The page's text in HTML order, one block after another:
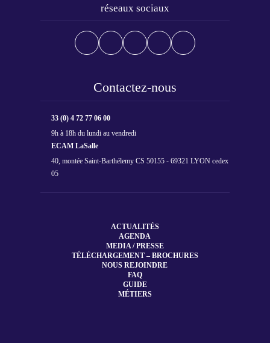
réseaux sociaux
Contactez-nous
33 (0) 4 72 77 06 00
9h à 18h du lundi au vendredi
ECAM LaSalle
40, montée Saint-Barthélemy CS 50155 - 69321 LYON cedex
05
ACTUALITÉS
AGENDA
MEDIA / PRESSE
TÉLÉCHARGEMENT – BROCHURES
NOUS REJOINDRE
FAQ
GUIDE
MÉTIERS